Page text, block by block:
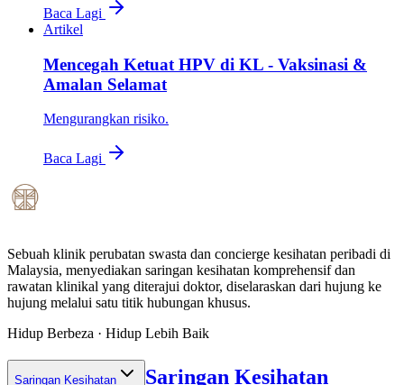
Baca Lagi
Artikel
Mencegah Ketuat HPV di KL - Vaksinasi &
Amalan Selamat
Mengurangkan risiko.
Baca Lagi
Sebuah klinik perubatan swasta dan concierge kesihatan peribadi di
Malaysia, menyediakan saringan kesihatan komprehensif dan
rawatan klinikal yang diterajui doktor, diselaraskan dari hujung ke
hujung melalui satu titik hubungan khusus.
Hidup Berbeza · Hidup Lebih Baik
Saringan Kesihatan Saringan Kesihatan